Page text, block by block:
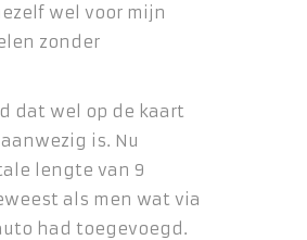
wel voor mijn
zonder
dat wel op de kaart
is. Nu
lengte van 9
als men wat via
had toegevoegd.